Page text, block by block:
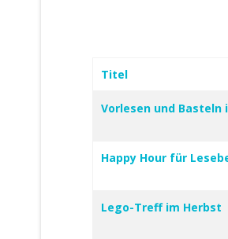
Titel
Vorlesen und Basteln
Happy Hour für
Lego-Treff im Herbst